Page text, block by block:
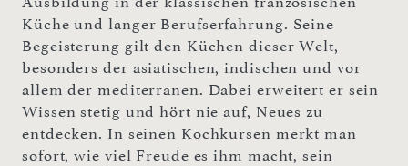
Küche und langer Berufserfahrung. Seine
Begeisterung gilt den Küchen dieser Welt,
besonders der asiatischen, indischen und vor
allem der mediterranen. Dabei erweitert er sein
Wissen stetig und hört nie auf, Neues zu
entdecken. In seinen Kochkursen merkt man
sofort, wie viel Freude es ihm macht, sein